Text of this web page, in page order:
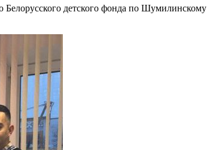
Белорусского детского фонда по Шумилинскому